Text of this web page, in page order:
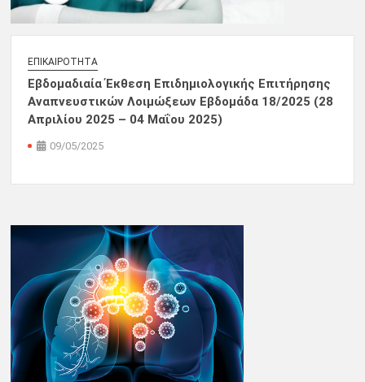
ΕΠΙΚΑΙΡΌΤΗΤΑ
Εβδομαδιαία Έκθεση Επιδημιολογικής Επιτήρησης
Αναπνευστικών Λοιμώξεων Εβδομάδα 18/2025 (28
Απριλίου 2025 – 04 Μαΐου 2025)
09/05/2025